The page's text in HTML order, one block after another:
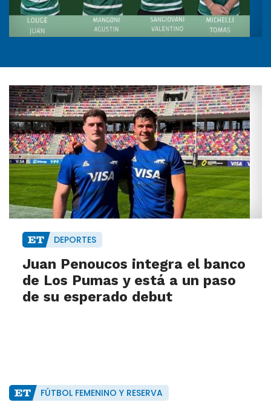
DEPORTES
Juan Penoucos integra el banco
de Los Pumas y está a un paso
de su esperado debut
FÚTBOL FEMENINO Y RESERVA